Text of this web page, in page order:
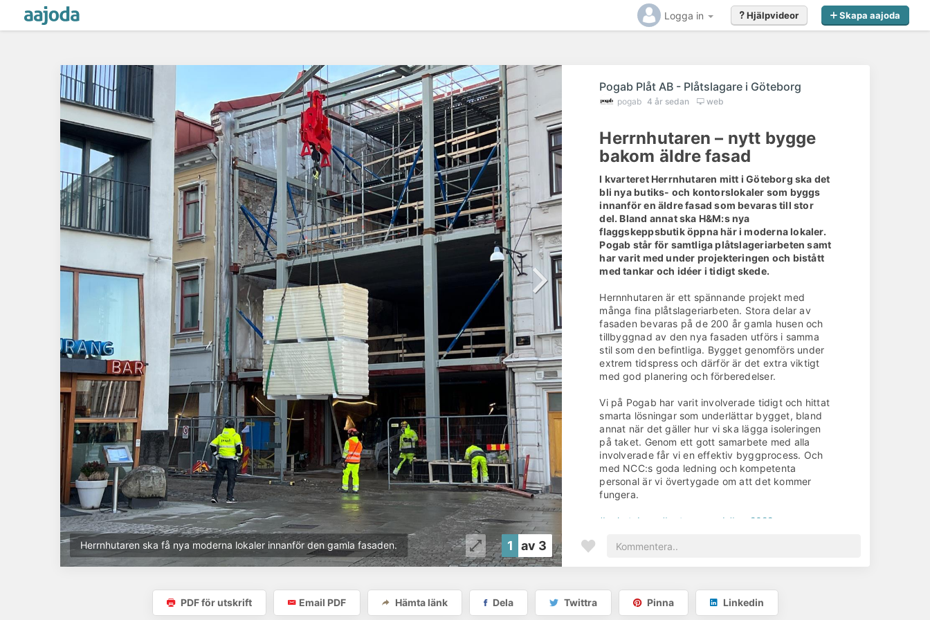
Logga in Skapa aajoda
Hjälpvideor
Herrnhutaren ska få nya moderna lokaler innanför den gamla fasaden.
som ska ligga i många år framöver.
1 av 3
Pogab Plåt AB - Plåtslagare i Göteborg
pogab 4 år sedan web
Herrnhutaren – nytt bygge
bakom äldre fasad
I kvarteret Herrnhutaren mitt i Göteborg ska det
bli nya butiks- och kontorslokaler som byggs
innanför en äldre fasad som bevaras till stor
del. Bland annat ska H&M:s nya
flaggskeppsbutik öppna här i moderna lokaler.
Pogab står för samtliga plåtslageriarbeten samt
har varit med under projekteringen och bistått
med tankar och idéer i tidigt skede.
Hernnhutaren är ett spännande projekt med
många fina plåtslageriarbeten. Stora delar av
fasaden bevaras på de 200 år gamla husen och
tillbyggnad av den nya fasaden utförs i samma
stil som den befintliga. Bygget genomförs under
extrem tidspress och därför är det extra viktigt
med god planering och förberedelser.
Vi på Pogab har varit involverade tidigt och hittat
smarta lösningar som underlättar bygget, bland
annat när det gäller hur vi ska lägga isoleringen
på taket. Genom ett gott samarbete med alla
involverade får vi en effektiv byggprocess. Och
med NCC:s goda ledning och kompetenta
personal är vi övertygade om att det kommer
fungera.
#nyhetsbrev #entreprenad #var2022
Kund:
PDF för utskrift Email PDF Hämta länk Dela Twittra Pinna Linkedin